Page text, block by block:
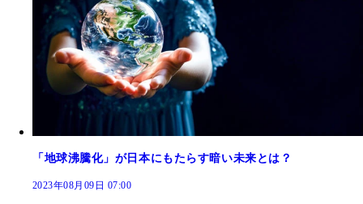
「地球沸騰化」が日本にもたらす暗い未来とは？
2023年08月09日 07:00